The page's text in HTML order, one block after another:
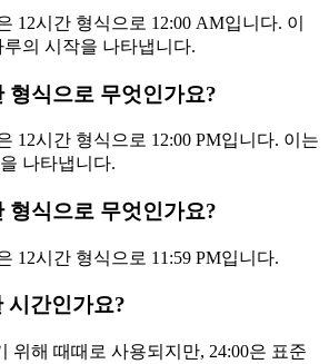
12시간 형식으로 12:00 AM입니다. 이
의 시작을 나타냅니다.
형식으로 무엇인가요?
12시간 형식으로 12:00 PM입니다. 이는
나타냅니다.
형식으로 무엇인가요?
12시간 형식으로 11:59 PM입니다.
시간인가요?
위해 때때로 사용되지만, 24:00은 표준